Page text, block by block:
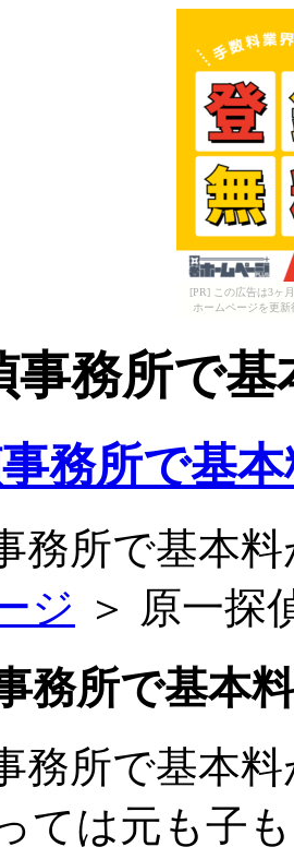
[PR] この広告は3ヶ
ホームページを更
事務所で
務所で基
務所で基本
ジ ＞ 原一探
務所で基本
務所で基本
ては元も子